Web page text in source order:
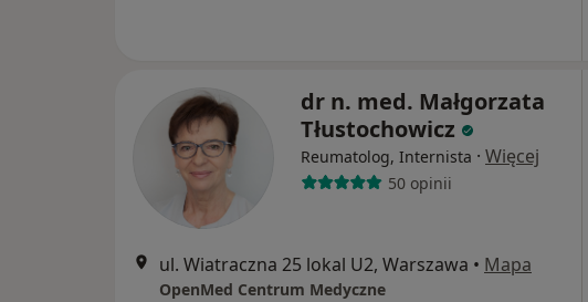
dr n. med. Małgorzata
Tłustochowicz
Reumatolog, Internista · Więcej
50 opinii
ul. Wiatraczna 25 lokal U2, Warszawa • Mapa
OpenMed Centrum Medyczne